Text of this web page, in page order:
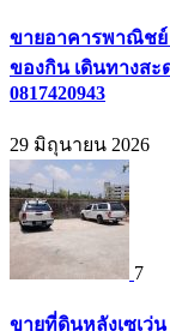
ขายอาคารพาณิชย์
ของกิน เดินทางสะ
0817420943
29 มิถุนายน 2026
7
ขายที่ดินหลังเซเว่น